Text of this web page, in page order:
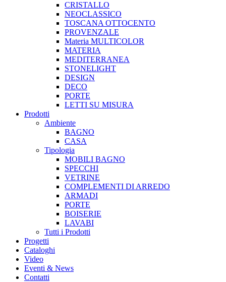
CRISTALLO
NEOCLASSICO
TOSCANA OTTOCENTO
PROVENZALE
Materia MULTICOLOR
MATERIA
MEDITERRANEA
STONELIGHT
DESIGN
DECO
PORTE
LETTI SU MISURA
Prodotti
Ambiente
BAGNO
CASA
Tipologia
MOBILI BAGNO
SPECCHI
VETRINE
COMPLEMENTI DI ARREDO
ARMADI
PORTE
BOISERIE
LAVABI
Tutti i Prodotti
Progetti
Cataloghi
Video
Eventi & News
Contatti